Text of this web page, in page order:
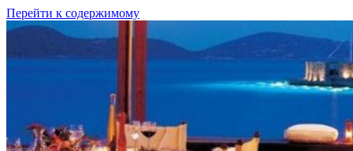
Перейти к содержимому